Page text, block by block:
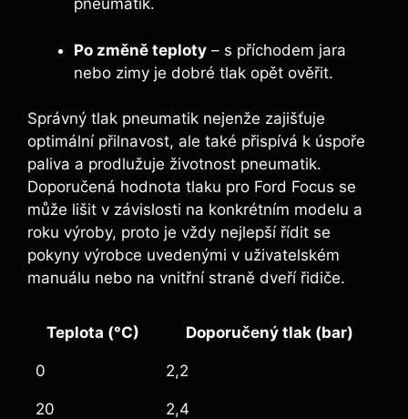
pneumatik.
Po změně teploty – s příchodem jara
nebo zimy je dobré tlak opět ověřit.
Správný tlak pneumatik nejenže zajišťuje
optimální přilnavost, ale také přispívá k úspoře
paliva a prodlužuje životnost pneumatik.
Doporučená hodnota tlaku pro Ford Focus se
může lišit v závislosti na konkrétním modelu a
roku výroby, proto je vždy nejlepší řídit se
pokyny výrobce uvedenými v uživatelském
manuálu nebo na vnitřní straně dveří řidiče.
Teplota (°C) Doporučený tlak (bar)
0 2,2
20 2,4